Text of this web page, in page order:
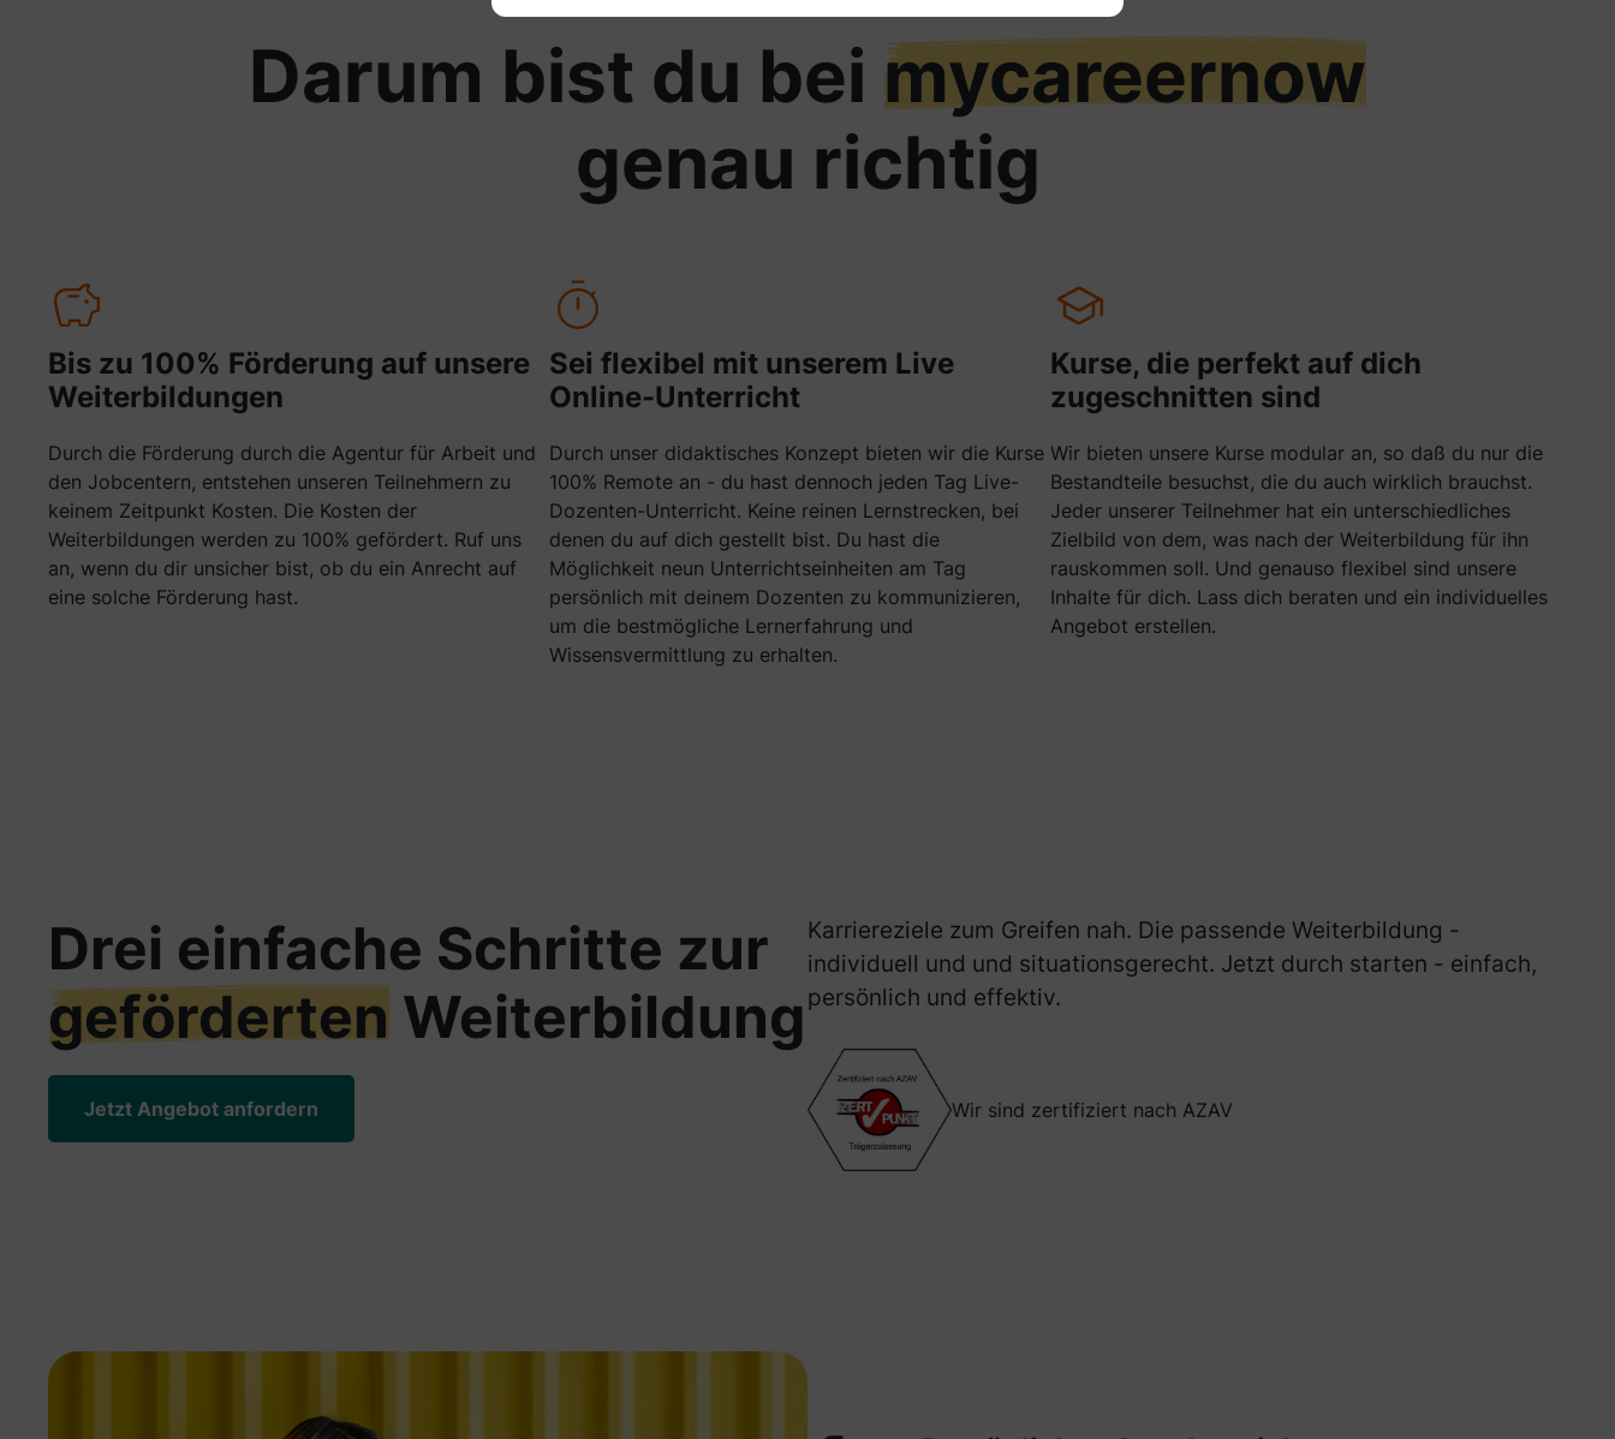
Darum bist du bei mycareernow
genau richtig
Bis zu 100% Förderung auf unsere
Weiterbildungen
Durch die Förderung durch die Agentur für Arbeit und
den Jobcentern, entstehen unseren Teilnehmern zu
keinem Zeitpunkt Kosten. Die Kosten der
Weiterbildungen werden zu 100% gefördert. Ruf uns
an, wenn du dir unsicher bist, ob du ein Anrecht auf
eine solche Förderung hast.
Sei flexibel mit unserem Live
Online-Unterricht
Durch unser didaktisches Konzept bieten wir die Kurse
100% Remote an - du hast dennoch jeden Tag Live-
Dozenten-Unterricht. Keine reinen Lernstrecken, bei
denen du auf dich gestellt bist. Du hast die
Möglichkeit neun Unterrichtseinheiten am Tag
persönlich mit deinem Dozenten zu kommunizieren,
um die bestmögliche Lernerfahrung und
Wissensvermittlung zu erhalten.
Kurse, die perfekt auf dich
zugeschnitten sind
Wir bieten unsere Kurse modular an, so daß du nur die
Bestandteile besuchst, die du auch wirklich brauchst.
Jeder unserer Teilnehmer hat ein unterschiedliches
Zielbild von dem, was nach der Weiterbildung für ihn
rauskommen soll. Und genauso flexibel sind unsere
Inhalte für dich. Lass dich beraten und ein individuelles
Angebot erstellen.
Drei einfache Schritte zur
geförderten Weiterbildung
Jetzt Angebot anfordern
Karriereziele zum Greifen nah. Die passende Weiterbildung -
individuell und und situationsgerecht. Jetzt durch starten - einfach,
persönlich und effektiv.
Wir sind zertifiziert nach AZAV